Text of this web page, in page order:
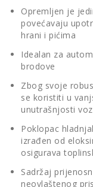
Opremljen je
povećavaju
hrani i pićima
Idealan za
brodove
Zbog svoje
se koristiti u
unutrašnjosti
Poklopac
izrađen od
osigurava
Sadržaj
neovlaštenog